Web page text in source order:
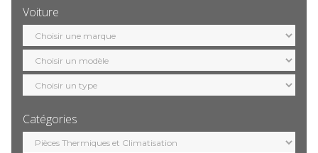
Voiture
Sélection
marque
Sélection
modèle
Sélection
motorisation
Catégories
Sélection
catégorie